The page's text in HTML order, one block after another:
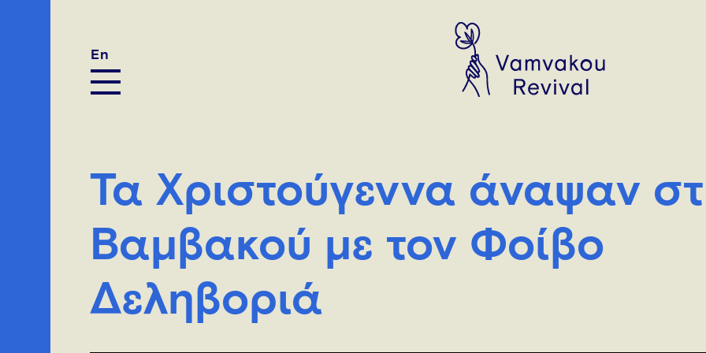
En
Τα Χριστούγεννα άναψαν
Βαμβακού με τον Φοίβο
Δεληβοριά